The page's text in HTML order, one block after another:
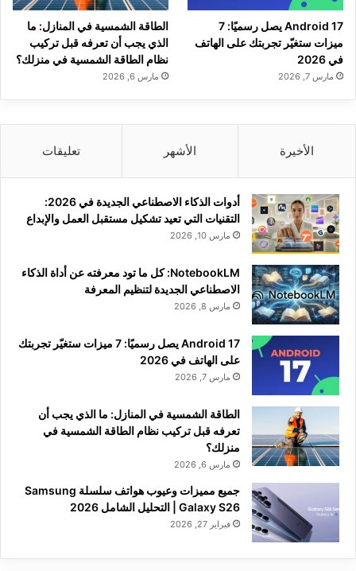
Android 17 يصل رسميًا: 7
ميزات ستغيّر تجربتك على الهاتف
في 2026
مارس 7, 2026
الطاقة الشمسية في المنازل: ما
الذي يجب أن تعرفه قبل تركيب
نظام الطاقة الشمسية في منزلك؟
مارس 6, 2026
الأخيرة الأشهر تعليقات
أدوات الذكاء الاصطناعي الجديدة في 2026:
التقنيات التي تعيد تشكيل مستقبل العمل والإبداع
مارس 10, 2026
NotebookLM: كل ما تود معرفته عن أداة الذكاء
الاصطناعي الجديدة لتنظيم المعرفة
مارس 8, 2026
Android 17 يصل رسميًا: 7 ميزات ستغيّر تجربتك
على الهاتف في 2026
مارس 7, 2026
الطاقة الشمسية في المنازل: ما الذي يجب أن
تعرفه قبل تركيب نظام الطاقة الشمسية في
منزلك؟
مارس 6, 2026
جميع مميزات وعيوب هواتف سلسلة Samsung
Galaxy S26 | التحليل الشامل 2026
فبراير 27, 2026